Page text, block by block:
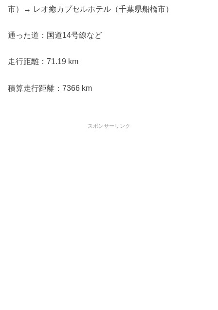
市）→ レオ癒カプセルホテル（千葉県船橋市）
通った道：国道14号線など
走行距離：71.19 km
積算走行距離：7366 km
スポンサーリンク